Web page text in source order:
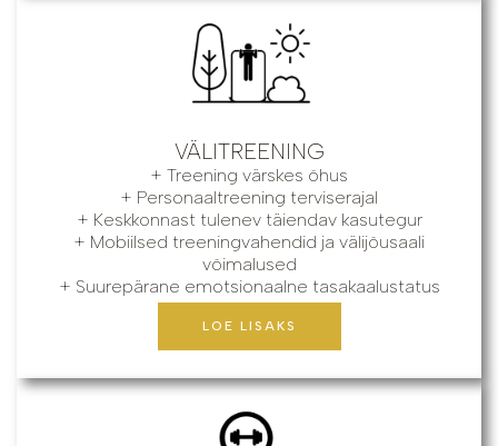
VÄLITREENING
+ Treening värskes õhus
+ Personaaltreening terviserajal
+ Keskkonnast tulenev täiendav kasutegur
+ Mobiilsed treeningvahendid ja välijõusaali
võimalused
+ Suurepärane emotsionaalne tasakaalustatus
LOE LISAKS